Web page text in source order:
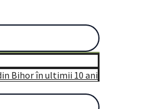
Bihor în ultimii 10 ani